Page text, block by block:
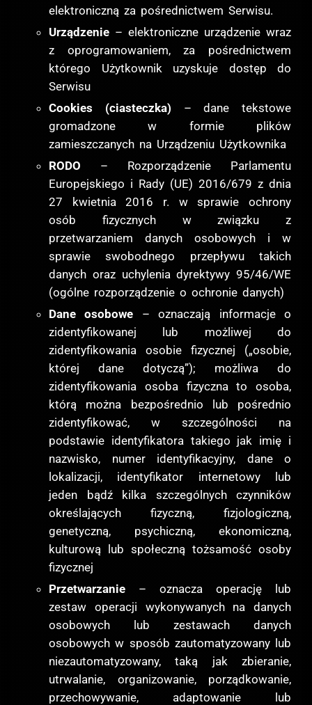
elektroniczną za pośrednictwem Serwisu.
Urządzenie – elektroniczne urządzenie wraz
z oprogramowaniem, za pośrednictwem
którego Użytkownik uzyskuje dostęp do
Serwisu
Cookies (ciasteczka) – dane tekstowe
gromadzone w formie plików
zamieszczanych na Urządzeniu Użytkownika
RODO – Rozporządzenie Parlamentu
Europejskiego i Rady (UE) 2016/679 z dnia
27 kwietnia 2016 r. w sprawie ochrony
osób fizycznych w związku z
przetwarzaniem danych osobowych i w
sprawie swobodnego przepływu takich
danych oraz uchylenia dyrektywy 95/46/WE
(ogólne rozporządzenie o ochronie danych)
Dane osobowe – oznaczają informacje o
zidentyfikowanej lub możliwej do
zidentyfikowania osobie fizycznej („osobie,
której dane dotyczą”); możliwa do
zidentyfikowania osoba fizyczna to osoba,
którą można bezpośrednio lub pośrednio
zidentyfikować, w szczególności na
podstawie identyfikatora takiego jak imię i
nazwisko, numer identyfikacyjny, dane o
lokalizacji, identyfikator internetowy lub
jeden bądź kilka szczególnych czynników
określających fizyczną, fizjologiczną,
genetyczną, psychiczną, ekonomiczną,
kulturową lub społeczną tożsamość osoby
fizycznej
Przetwarzanie – oznacza operację lub
zestaw operacji wykonywanych na danych
osobowych lub zestawach danych
osobowych w sposób zautomatyzowany lub
niezautomatyzowany, taką jak zbieranie,
utrwalanie, organizowanie, porządkowanie,
przechowywanie, adaptowanie lub